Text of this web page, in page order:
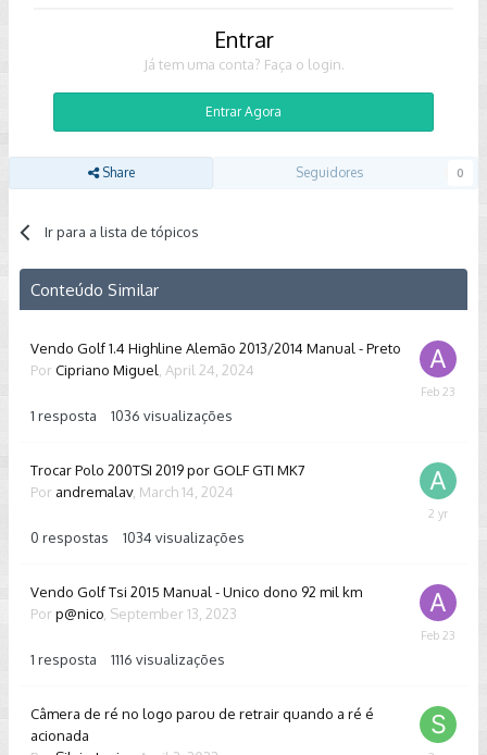
Entrar
Já tem uma conta? Faça o login.
Entrar Agora
Share Seguidores 0
Ir para a lista de tópicos
Conteúdo Similar
Vendo Golf 1.4 Highline Alemão 2013/2014 Manual - Preto
Por Cipriano Miguel April 24, 2024
1 resposta 1036 visualizações
February
Trocar Polo 200TSI 2019 por GOLF GTI MK7
Por andremalav, March 14, 2024
0 respostas 1034 visualizações
March
Vendo Golf Tsi 2015 Manual - Unico dono 92 mil km
Por p@nico September 13, 2023
1 resposta 1116 visualizações
February
Câmera de ré no logo parou de retrair quando a ré é
acionada